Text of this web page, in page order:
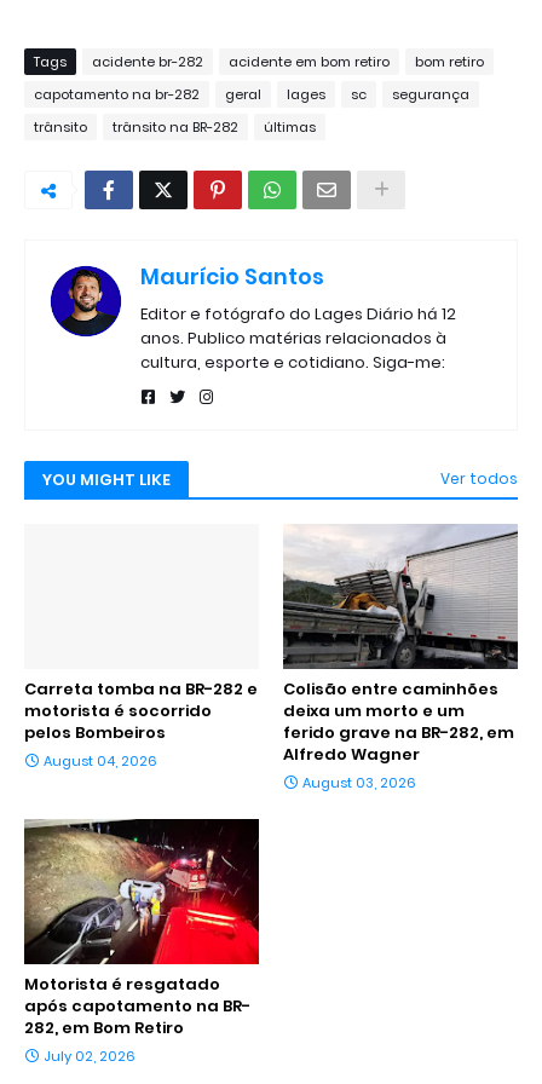
Tags acidente br-282 acidente em bom retiro
bom retiro
capotamento na br-282
geral lages sc
segurança
trânsito
trânsito na BR-282 últimas
Maurício Santos
Editor e fotógrafo do Lages Diário há 12
anos. Publico matérias relacionados à
cultura, esporte e cotidiano. Siga-me:
YOU MIGHT LIKE Ver todos
Carreta tomba na BR-282 e
motorista é socorrido
pelos Bombeiros
August 04, 2026
Colisão entre caminhões
deixa um morto e um
ferido grave na BR-282, em
Alfredo Wagner
August 03, 2026
Motorista é resgatado
após capotamento na BR-
282, em Bom Retiro
July 02, 2026